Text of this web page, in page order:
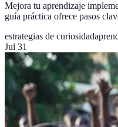
Mejora tu aprendizaje
guía práctica ofrece pasos
estrategias de curiosidad
Jul 31